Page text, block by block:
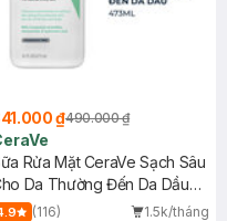
₫490.000 ₫
Rửa Mặt CeraVe Sạch Sâu
Da Thường Đến Da Dầu
(116)
1.5k/tháng